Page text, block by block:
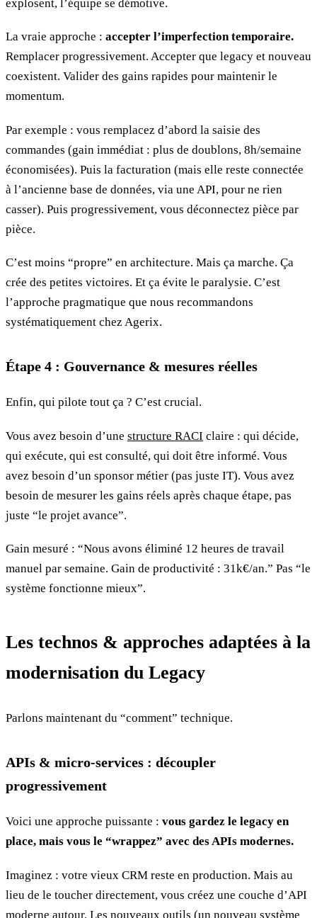
explosent, l’équipe se démotive.
La vraie approche : accepter l’imperfection temporaire.
Remplacer progressivement. Accepter que legacy et nouveau
coexistent. Valider des gains rapides pour maintenir le
momentum.
Par exemple : vous remplacez d’abord la saisie des
commandes (gain immédiat : plus de doublons, 8h/semaine
économisées). Puis la facturation (mais elle reste connectée
à l’ancienne base de données, via une API, pour ne rien
casser). Puis progressivement, vous déconnectez pièce par
pièce.
C’est moins “propre” en architecture. Mais ça marche. Ça
crée des petites victoires. Et ça évite le paralysie. C’est
l’approche pragmatique que nous recommandons
systématiquement chez Agerix.
Étape 4 : Gouvernance & mesures réelles
Enfin, qui pilote tout ça ? C’est crucial.
Vous avez besoin d’une structure RACI claire : qui décide,
qui exécute, qui est consulté, qui doit être informé. Vous
avez besoin d’un sponsor métier (pas juste IT). Vous avez
besoin de mesurer les gains réels après chaque étape, pas
juste “le projet avance”.
Gain mesuré : “Nous avons éliminé 12 heures de travail
manuel par semaine. Gain de productivité : 31k€/an.” Pas “le
système fonctionne mieux”.
Les technos & approches adaptées à la
modernisation du Legacy
Parlons maintenant du “comment” technique.
APIs & micro-services : découpler
progressivement
Voici une approche puissante : vous gardez le legacy en
place, mais vous le “wrappez” avec des APIs modernes.
Imaginez : votre vieux CRM reste en production. Mais au
lieu de le toucher directement, vous créez une couche d’API
moderne autour. Les nouveaux outils (un nouveau système